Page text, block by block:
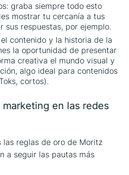
graba siempre todo esto
mostrar tu cercanía a tus
sus respuestas, por ejemplo.
contenido y la historia de la
la oportunidad de presentar
creativa el mundo visual y
algo ideal para contenidos
cortos).
en las redes
las reglas de oro de Moritz
a seguir las pautas más